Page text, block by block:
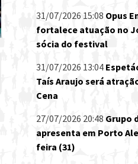
31/07/2026 15:08 Opus
fortalece atuação no
sócia do festival
31/07/2026 13:04
Taís Araujo será
Cena
27/07/2026 20:48 Grupo
apresenta em Porto
feira (31)